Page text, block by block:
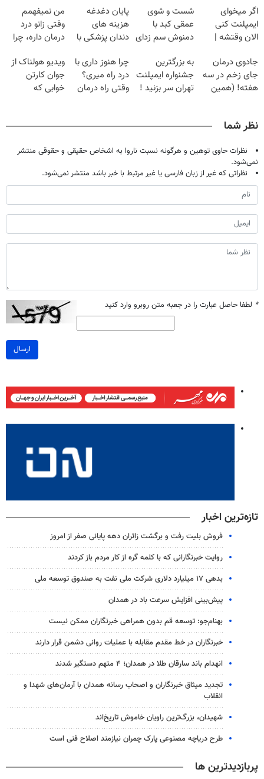
اگر میخوای
ایمپلنت کنی
الان وقتشه |
میلیون تومان!!!
شست و شوی
عمقی کبد با
دمنوش سم زدای
پایان دغدغه
هزینه های
دندان پزشکی با
خانگی
من نمیفهمم
وقتی زانو درد
درمان داره، چرا
تحمل میکنی؟❗
جادوی درمان
جای زخم در سه
هفته! (همین
به بزرگترین
جشنواره ایمپلنت
تهران سر بزنید !
چرا هنوز داری با
درد راه میری؟
وقتی راه درمان
ویدیو هولناک از
جوان کارتن
خوابی که
نظر شما
نظرات حاوی توهین و هرگونه نسبت ناروا به اشخاص حقیقی و حقوقی منتشر
نمی‌شود.
نظراتی که غیر از زبان فارسی یا غیر مرتبط با خبر باشد منتشر نمی‌شود.
* لطفا حاصل عبارت را در جعبه متن روبرو وارد کنید
ارسال
تازه‌ترین اخبار
فروش بلیت رفت و برگشت زائران دهه پایانی صفر از امروز
روایت خبرنگارانی که با کلمه گره از کار مردم باز کردند
بدهی ۱۷ میلیارد دلاری شرکت ملی نفت به صندوق توسعه ملی
پیش‌بینی افزایش سرعت باد در همدان
بهنام‌جو: توسعه قم بدون همراهی خبرنگاران ممکن نیست
خبرنگاران در خط مقدم مقابله با عملیات روانی دشمن قرار دارند
انهدام باند سارقان طلا در همدان؛ ۴ متهم دستگیر شدند
تجدید میثاق خبرنگاران و اصحاب رسانه همدان با آرمان‌های شهدا و
انقلاب
شهیدان، بزرگ‌ترین راویان خاموش تاریخ‌اند
طرح دریاچه مصنوعی پارک چمران نیازمند اصلاح فنی است
پربازدیدترین ها